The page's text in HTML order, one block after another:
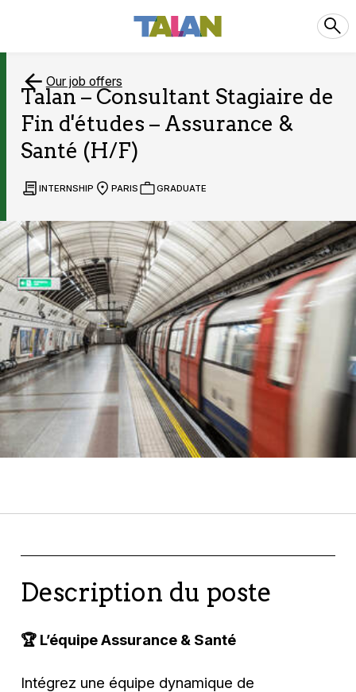
Our job offers
Talan – Consultant Stagiaire de
Fin d'études – Assurance &
Santé (H/F)
INTERNSHIP PARIS GRADUATE
Description du poste
🏆 L’équipe Assurance & Santé
Intégrez une équipe dynamique de